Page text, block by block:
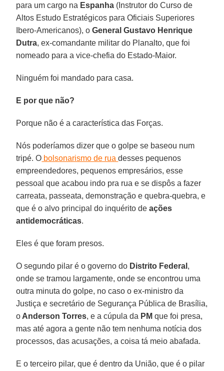
para um cargo na Espanha (Instrutor do Curso de
Altos Estudo Estratégicos para Oficiais Superiores
Ibero-Americanos), oGeneral Gustavo Henrique
Dutra, ex-comandante militar do Planalto, que foi
nomeado para a vice-chefia do Estado-Maior.
Ninguém foi mandado para casa.
E por que não?
Porque não é a característica das Forças.
Nós poderíamos dizer que o golpe se baseou num
tripé. O bolsonarismo de ruadesses pequenos
empreendedores, pequenos empresários, esse
pessoal que acabou indo pra rua e se dispôs a fazer
carreata, passeata, demonstração e quebra-quebra, e
que é o alvo principal do inquérito deações
antidemocráticas.
Eles é que foram presos.
O segundo pilar é o governo do Distrito Federal ,
onde se tramou largamente, onde se encontrou uma
outra minuta do golpe, no caso o ex-ministro da
Justiça e secretário de Segurança Pública de Brasília,
o Anderson Torres, e a cúpula da PM que foi presa,
mas até agora a gente não tem nenhuma notícia dos
processos, das acusações, a coisa tá meio abafada.
E o terceiro pilar, que é dentro da União, que é o pilar